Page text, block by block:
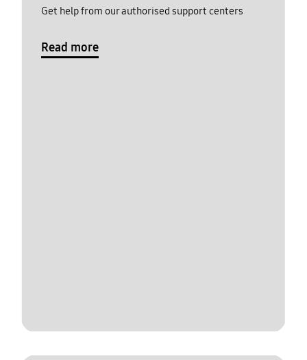
Get help from our authorised support centers
Read more